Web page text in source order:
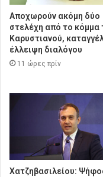
Αποχωρούν ακόμη δύο
στελέχη από το κόμμα
Καρυστιανού,
έλλειψη διαλόγου
11 ώρες πρίν
Χατζηβασιλείου: